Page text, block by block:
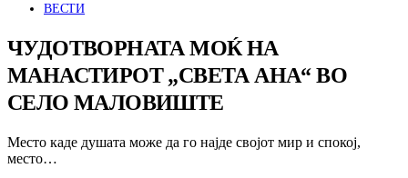
ВЕСТИ
ЧУДОТВОРНАТА МОЌ НА
МАНАСТИРОТ „СВЕТА АНА“ ВО
СЕЛО МАЛОВИШТЕ
Место каде душата може да го најде својот мир и спокој,
место…